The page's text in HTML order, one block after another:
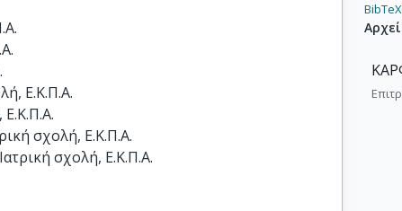
Ε.Κ.Π.Α.
Ε.Κ.Π.Α.
σχολή, Ε.Κ.Π.Α.
σχολή, Ε.Κ.Π.Α.